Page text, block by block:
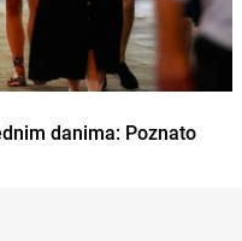
danima: Poznato